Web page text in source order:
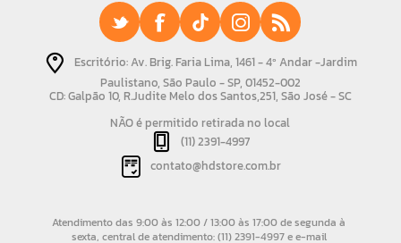
Escritório: Av. Brig. Faria Lima, 1461 - 4º Andar -Jardim
Paulistano, São Paulo - SP, 01452-002
CD: Galpão 10, R.Judite Melo dos Santos,251, São José - SC
NÃO é permitido retirada no local
(11) 2391-4997
contato@hdstore.com.br